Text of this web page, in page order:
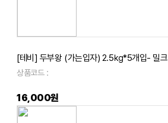
[테비] 두부왕 (가는입자) 2.5㎏*5개입- 밀크
상품코드 :
16,000원